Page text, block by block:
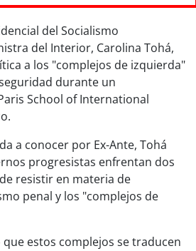
del Socialismo
del Interior, Carolina Tohá,
a los "complejos de izquierda"
durante un
School of International
a conocer por Ex-Ante, Tohá
progresistas enfrentan dos
resistir en materia de
penal y los "complejos de
estos complejos se traducen